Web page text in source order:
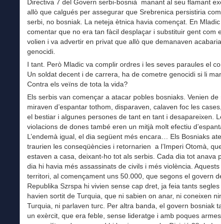
Directiva 7 del Govern serbi-bosnià manant al seu flamant
allò que calgués per assegurar que Srebrenica persistiria
serbi, no bosniak. La neteja ètnica havia començat. En
comentar que no era tan fàcil desplaçar i substituir gent com
volien i va advertir en privat que allò que demanaven
genocidi.
I tant. Però Mladic va complir ordres i les seves paraules el
Un soldat decent i de carrera, ha de cometre genocidi si li
Contra els veïns de tota la vida?
Els serbis van començar a atacar pobles bosniaks. Venien de
miraven d’espantar tothom, disparaven, calaven foc les
el bestiar i algunes persones de tant en tant i desapareixen.
violacions de dones també eren un mitjà molt efectiu
L’endemà igual, el dia següent més encara… Els Bosniaks
traurien les conseqüències i retornarien a l’Imperi Otomà,
estaven a casa, deixant-ho tot als serbis. Cada dia tot anava
dia hi havia més assassinats de civils i més violència. Aquests
territori, al començament uns 50.000, que segons el govern
Republika Szrspa hi vivien sense cap dret, ja feia tants
havien sortit de Turquia, que ni sabien on anar, ni coneixen
Turquia, ni parlaven turc. Per altra banda, el govern bosniak
un exèrcit, que era feble, sense lideratge i amb poques